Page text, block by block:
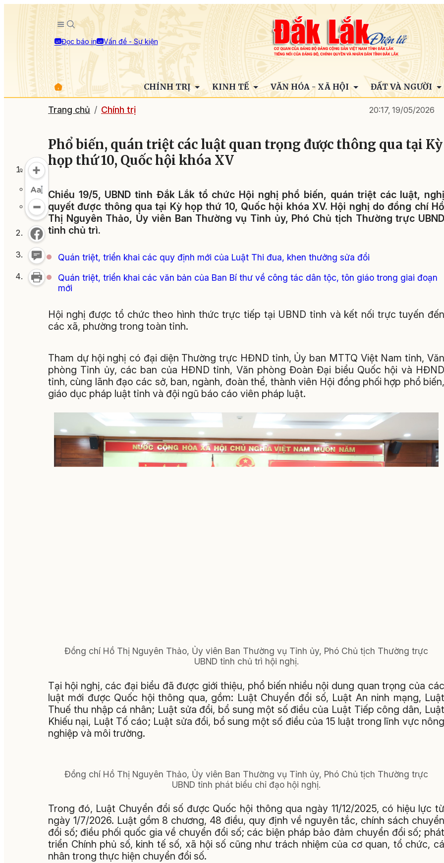
Đọc báo in Vấn đề - Sự kiện
CHÍNH TRỊ KINH TẾ VĂN HÓA - XÃ HỘI ĐẤT VÀ NGƯỜI
Trang chủ Chính trị 20:17, 19/05/2026
Phổ biến, quán triệt các luật quan trọng được thông qua tại Kỳ
họp thứ 10, Quốc hội khóa XV
Chiều 19/5, UBND tỉnh Đắk Lắk tổ chức Hội nghị phổ biến, quán triệt các luật, nghị
quyết được thông qua tại Kỳ họp thứ 10, Quốc hội khóa XV. Hội nghị do đồng chí Hồ
Thị Nguyên Thảo, Ủy viên Ban Thường vụ Tỉnh ủy, Phó Chủ tịch Thường trực UBND
tỉnh chủ trì.
Quán triệt, triển khai các quy định mới của Luật Thi đua, khen thưởng sửa đổi
Quán triệt, triển khai các văn bản của Ban Bí thư về công tác dân tộc, tôn giáo trong giai đoạn
mới
Hội nghị được tổ chức theo hình thức trực tiếp tại UBND tỉnh và kết nối trực tuyến đến
các xã, phường trong toàn tỉnh.
Tham dự hội nghị có đại diện Thường trực HĐND tỉnh, Ủy ban MTTQ Việt Nam tỉnh, Văn
phòng Tỉnh ủy, các ban của HĐND tỉnh, Văn phòng Đoàn Đại biểu Quốc hội và HĐND
tỉnh, cùng lãnh đạo các sở, ban, ngành, đoàn thể, thành viên Hội đồng phối hợp phổ biến,
giáo dục pháp luật tỉnh và đội ngũ báo cáo viên pháp luật.
Đồng chí Hồ Thị Nguyên Thảo, Ủy viên Ban Thường vụ Tỉnh ủy, Phó Chủ tịch Thường trực
UBND tỉnh chủ trì hội nghị.
Tại hội nghị, các đại biểu đã được giới thiệu, phổ biến nhiều nội dung quan trọng của các
luật mới được Quốc hội thông qua, gồm: Luật Chuyển đổi số, Luật An ninh mạng, Luật
Thuế thu nhập cá nhân; Luật sửa đổi, bổ sung một số điều của Luật Tiếp công dân, Luật
Khiếu nại, Luật Tố cáo; Luật sửa đổi, bổ sung một số điều của 15 luật trong lĩnh vực nông
nghiệp và môi trường.
Đồng chí Hồ Thị Nguyên Thảo, Ủy viên Ban Thường vụ Tỉnh ủy, Phó Chủ tịch Thường trực
UBND tỉnh phát biểu chỉ đạo hội nghị.
Trong đó, Luật Chuyển đổi số được Quốc hội thông qua ngày 11/12/2025, có hiệu lực từ
ngày 1/7/2026. Luật gồm 8 chương, 48 điều, quy định về nguyên tắc, chính sách chuyển
đổi số; điều phối quốc gia về chuyển đổi số; các biện pháp bảo đảm chuyển đổi số; phát
triển Chính phủ số, kinh tế số, xã hội số cũng như trách nhiệm của cơ quan, tổ chức, cá
nhân trong thực hiện chuyển đổi số.